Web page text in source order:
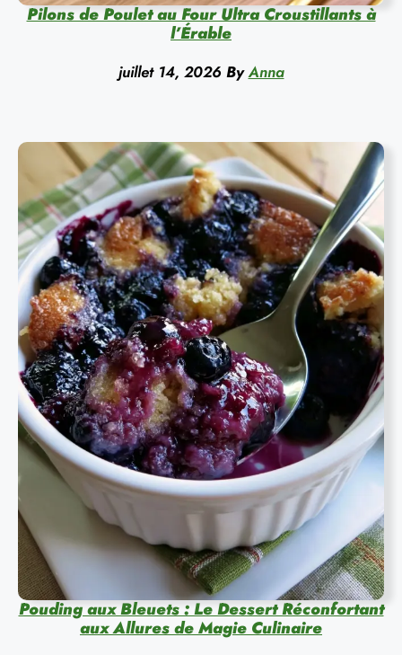
Pilons de Poulet au Four Ultra Croustillants à
l’Érable
juillet 14, 2026 By Anna
Pouding aux Bleuets : Le Dessert Réconfortant
aux Allures de Magie Culinaire